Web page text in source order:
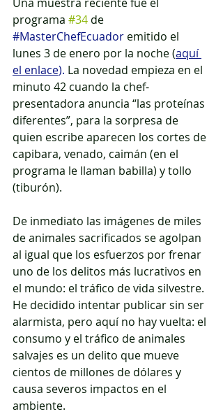
programa #34 de
#MasterChefEcuador emitido el
lunes 3 de enero por la noche (aquí
el enlace). La novedad empieza en el
minuto 42 cuando la chef-
presentadora anuncia “las proteínas
diferentes”, para la sorpresa de
quien escribe aparecen los cortes de
capibara, venado, caimán (en el
programa le llaman babilla) y tollo
(tiburón).
De inmediato las imágenes de miles
de animales sacrificados se agolpan
al igual que los esfuerzos por frenar
uno de los delitos más lucrativos en
el mundo: el tráfico de vida silvestre.
He decidido intentar publicar sin ser
alarmista, pero aquí no hay vuelta: el
consumo y el tráfico de animales
salvajes es un delito que mueve
cientos de millones de dólares y
causa severos impactos en el
ambiente.